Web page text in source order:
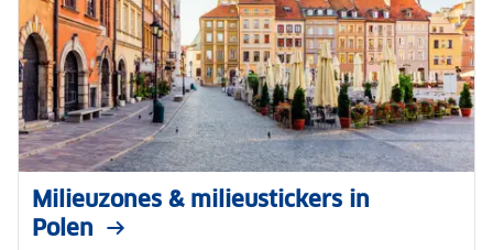
Milieuzones & milieustickers in
Polen